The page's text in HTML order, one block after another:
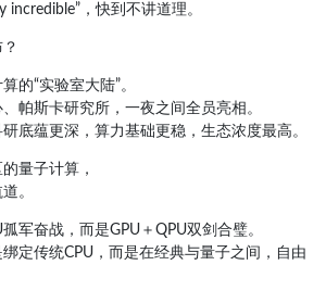
incredible”，快到不讲道理。
的“实验室大陆”。
帕斯卡研究所，一夜之间全员亮相。
底蕴更深，算力基础更稳，生态浓度最高。
量子计算，
。
军奋战，而是GPU＋QPU双剑合璧。
定传统CPU，而是在经典与量子之间，自由